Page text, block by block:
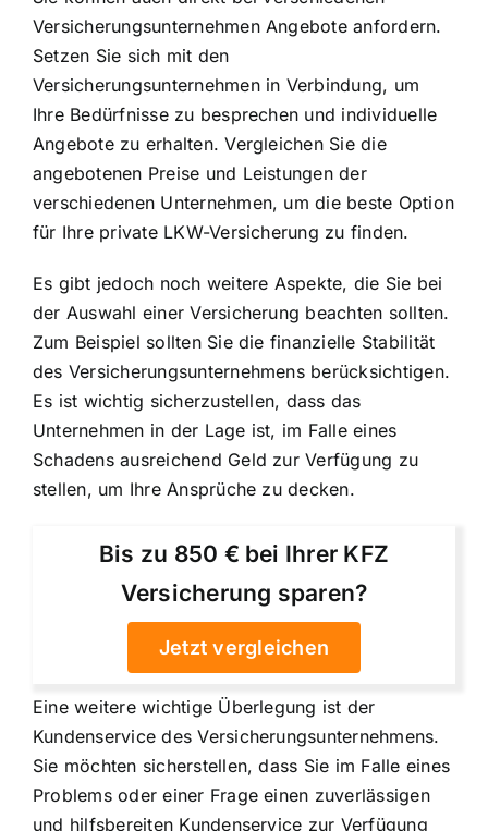
Versicherungsunternehmen Angebote anfordern.
Setzen Sie sich mit den
Versicherungsunternehmen in Verbindung, um
Ihre Bedürfnisse zu besprechen und individuelle
Angebote zu erhalten. Vergleichen Sie die
angebotenen Preise und Leistungen der
verschiedenen Unternehmen, um die beste Option
für Ihre private LKW-Versicherung zu finden.
Es gibt jedoch noch weitere Aspekte, die Sie bei
der Auswahl einer Versicherung beachten sollten.
Zum Beispiel sollten Sie die finanzielle Stabilität
des Versicherungsunternehmens berücksichtigen.
Es ist wichtig sicherzustellen, dass das
Unternehmen in der Lage ist, im Falle eines
Schadens ausreichend Geld zur Verfügung zu
stellen, um Ihre Ansprüche zu decken.
Bis zu 850 € bei Ihrer KFZ
Versicherung sparen?
Jetzt vergleichen
Eine weitere wichtige Überlegung ist der
Kundenservice des Versicherungsunternehmens.
Sie möchten sicherstellen, dass Sie im Falle eines
Problems oder einer Frage einen zuverlässigen
und hilfsbereiten Kundenservice zur Verfügung